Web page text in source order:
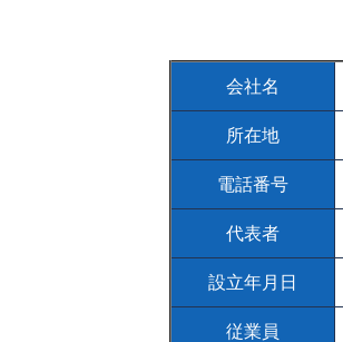
会社名
所在地
電話番号
代表者
設立年月日
従業員